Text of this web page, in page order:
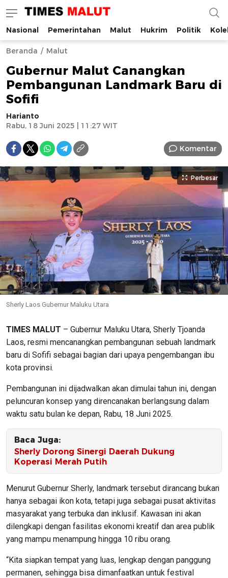
Times Malut
Berita Maluku Utara Terbaru
Nasional Pemerintahan Malut Hukrim Politik
Beranda Malut
Gubernur Malut Canangkan
Pembangunan Landmark Baru di
Sofifi
Harianto
Rabu, 18 Juni 2025 | 11:27 WIT
Komentar
Perbesar
Sherly Laos Gubernur Maluku Utara
TIMES MALUT – Gubernur Maluku Utara, Sherly Tjoanda
Laos, resmi mencanangkan pembangunan sebuah landmark
baru di Sofifi sebagai bagian dari upaya pengembangan ibu
kota provinsi.
Pembangunan ini dijadwalkan akan dimulai tahun ini, dengan
peluncuran konsep yang direncanakan berlangsung dalam
waktu satu bulan ke depan, Rabu, 18 Juni 2025.
Baca Juga:
Sherly Dorong Sinergi Daerah Dukung
Koperasi Merah Putih
Menurut Gubernur Sherly, landmark tersebut dirancang bukan
hanya sebagai ikon kota, tetapi juga sebagai pusat aktivitas
masyarakat yang terbuka dan inklusif. Kawasan ini akan
dilengkapi dengan fasilitas ekonomi kreatif dan area publik
yang mampu menampung hingga 10 ribu orang.
“Kita siapkan tempat yang luas, lengkap dengan panggung
permanen, sehingga bisa dimanfaatkan untuk festival